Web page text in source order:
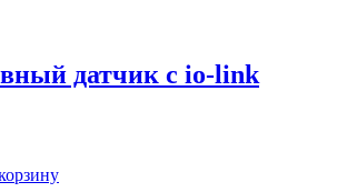
датчик с io-link